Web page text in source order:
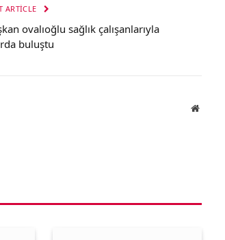
ARTICLE
ovalıoğlu sağlık çalışanlarıyla
buluştu
Website